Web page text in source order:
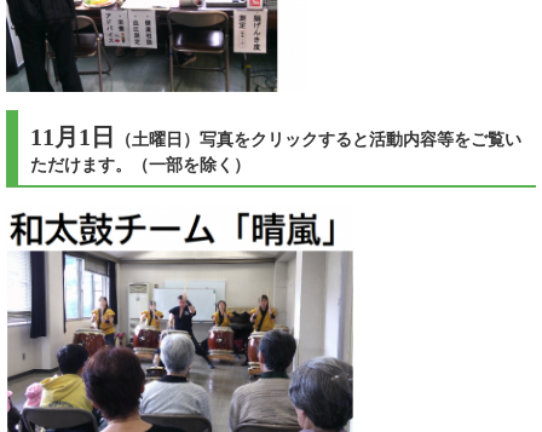
11月1日
（土曜日）写真をクリックすると活動内容等をご覧い
ただけます。（一部を除く）​